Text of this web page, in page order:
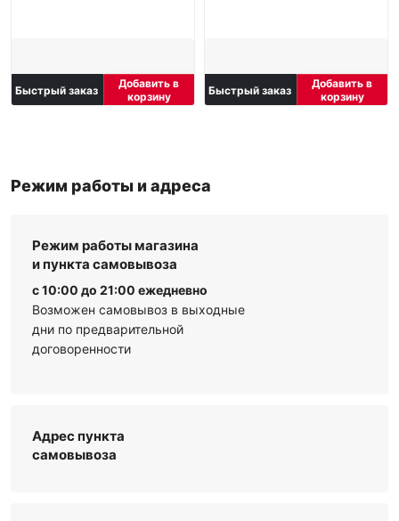
Быстрый заказ
Добавить в
корзину
Быстрый заказ
Добавить в
корзину
Режим работы и адреса
Режим работы магазина
и пункта самовывоза
с 10:00 до 21:00 ежедневно
Возможен самовывоз в выходные
дни по предварительной
договоренности
Адрес пункта
самовывоза